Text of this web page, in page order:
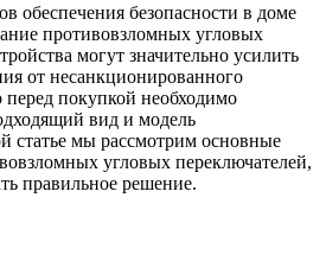
обеспечения безопасности в доме
противовзломных угловых
могут значительно усилить
от несанкционированного
покупкой необходимо
вид и модель
статье мы рассмотрим основные
угловых переключателей,
правильное решение.